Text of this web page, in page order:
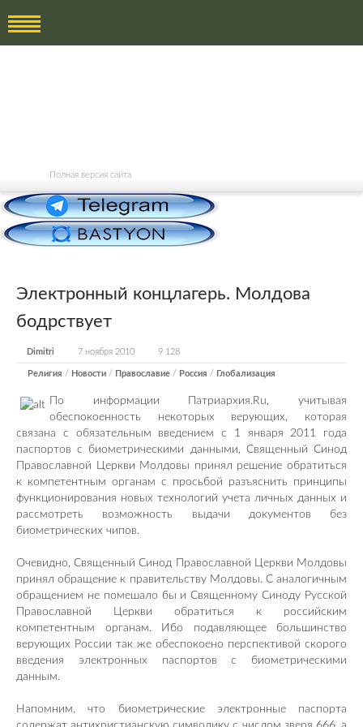
Полная версия сайта
Электронный концлагерь. Молдова
бодрствует
Dimitri 7 ноября 2010 9 128
Религия / Новости / Православие / Россия / Глобализация
По информации Патриархия.Ru, учитывая
обеспокоенность некоторых верующих, которая
связана с обязательным введением с 1 января 2011 года
паспортов с биометрическими данными, Священный Синод
Православной Церкви Молдовы принял решение обратиться
к компетентным органам с просьбой разъяснить принципы
функционирования новых технологий учета личных данных и
рассмотреть возможность выдачи документов без
биометрических чипов.
Очевидно, Священный Синод Православной Церкви Молдовы
принял обращение к правительству Молдовы. С аналогичным
обращением не помешало бы и Священному Синоду Русской
Православной Церкви обратиться к российским
компетентным органам. Ибо подавляющее большинство
верующих России так же обеспокоено перспективой скорого
введения электронных паспортов с биометрическими
данным.
Напомним, что биометрические электронные паспорта